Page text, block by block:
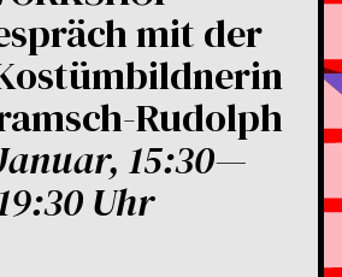
mit der
Rudolph
15:30—
Uhr